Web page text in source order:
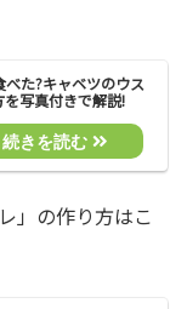
べた?キャベツのウス
写真付きで解説!
」の作り方はこ